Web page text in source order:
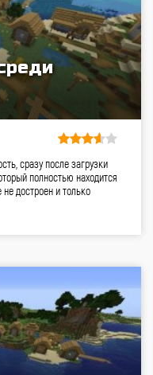
сразу после загрузки
полностью находится
достроен и только